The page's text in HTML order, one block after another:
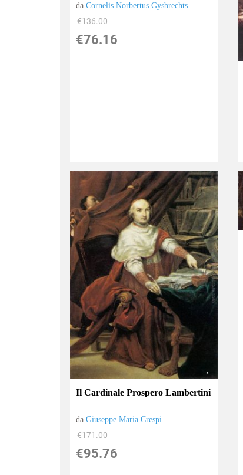
daCornelis Norbertus Gysbrechts
€136.00
€76.16
Il Cardinale Prospero Lambertini
daGiuseppe Maria Crespi
€171.00
€95.76